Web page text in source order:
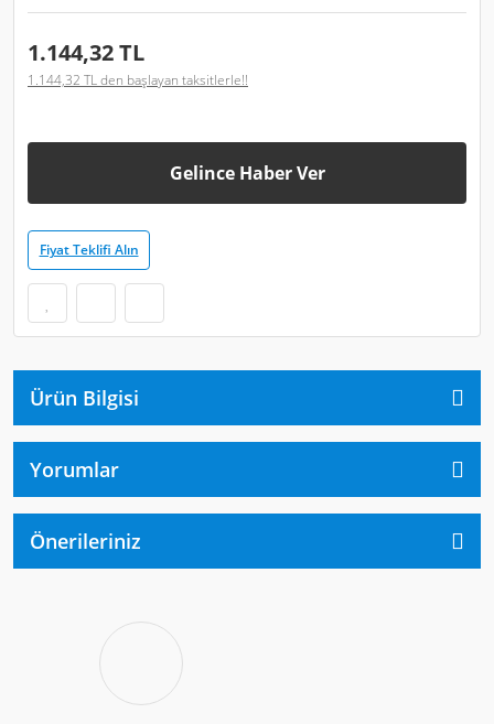
1.144,32 TL
1.144,32 TL den başlayan taksitlerle!!
Gelince Haber Ver
Fiyat Teklifi Alın
Ürün Bilgisi
Yorumlar
Önerileriniz